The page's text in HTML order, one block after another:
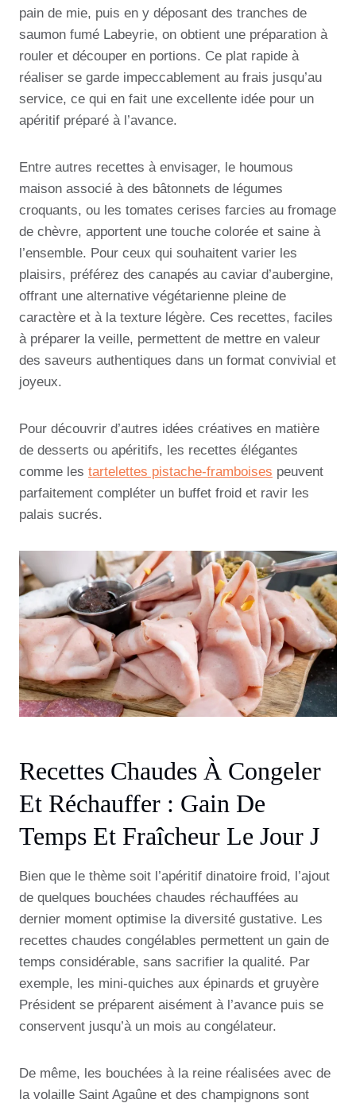
pain de mie, puis en y déposant des tranches de
saumon fumé Labeyrie, on obtient une préparation à
rouler et découper en portions. Ce plat rapide à
réaliser se garde impeccablement au frais jusqu’au
service, ce qui en fait une excellente idée pour un
apéritif préparé à l’avance.
Entre autres recettes à envisager, le houmous
maison associé à des bâtonnets de légumes
croquants, ou les tomates cerises farcies au fromage
de chèvre, apportent une touche colorée et saine à
l’ensemble. Pour ceux qui souhaitent varier les
plaisirs, préférez des canapés au caviar d’aubergine,
offrant une alternative végétarienne pleine de
caractère et à la texture légère. Ces recettes, faciles
à préparer la veille, permettent de mettre en valeur
des saveurs authentiques dans un format convivial et
joyeux.
Pour découvrir d’autres idées créatives en matière
de desserts ou apéritifs, les recettes élégantes
comme les tartelettes pistache-framboises peuvent
parfaitement compléter un buffet froid et ravir les
palais sucrés.
Recettes Chaudes À Congeler
Et Réchauffer : Gain De
Temps Et Fraîcheur Le Jour J
Bien que le thème soit l’apéritif dinatoire froid, l’ajout
de quelques bouchées chaudes réchauffées au
dernier moment optimise la diversité gustative. Les
recettes chaudes congélables permettent un gain de
temps considérable, sans sacrifier la qualité. Par
exemple, les mini-quiches aux épinards et gruyère
Président se préparent aisément à l’avance puis se
conservent jusqu’à un mois au congélateur.
De même, les bouchées à la reine réalisées avec de
la volaille Saint Agaûne et des champignons sont